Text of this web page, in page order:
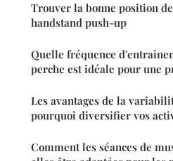
Trouver la bonne position
handstand push-up
Quelle fréquence
perche est idéale pour une
Les avantages de la
pourquoi diversifier vos
Comment les séances de